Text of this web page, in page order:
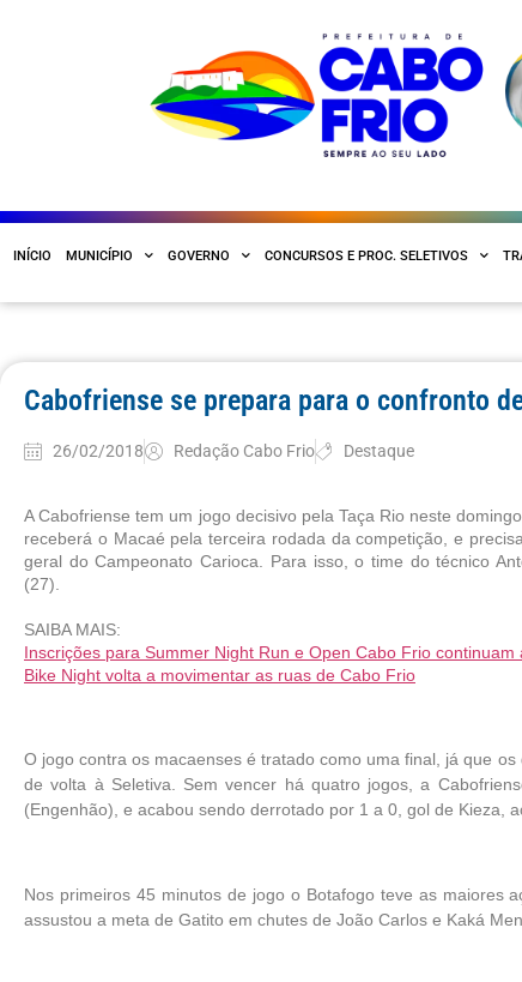
INÍCIO MUNICÍPIO GOVERNO CONCURSOS E PROC. SELETIVOS
Cabofriense se prepara para o confronto
26/02/2018 Redação Cabo Frio Destaque
A Cabofriense tem um jogo decisivo pela Taça Rio neste
receberá o Macaé pela terceira rodada da competição, e
geral do Campeonato Carioca. Para isso, o time do técnico
(27).
SAIBA MAIS:
Inscrições para Summer Night Run e Open Cabo Frio continuam
Bike Night volta a movimentar as ruas de Cabo Frio
O jogo contra os macaenses é tratado como uma final, já que
de volta à Seletiva. Sem vencer há quatro jogos, a
(Engenhão), e acabou sendo derrotado por 1 a 0, gol de Kieza,
Nos primeiros 45 minutos de jogo o Botafogo teve as maiores
assustou a meta de Gatito em chutes de João Carlos e Kaká